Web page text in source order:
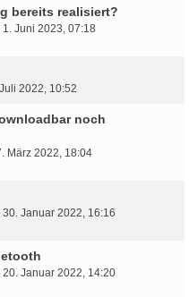
bereits realisiert?
1. Juni 2023, 07:18
2022, 10:52
noch
März 2022, 18:04
30. Januar 2022, 16:16
20. Januar 2022, 14:20